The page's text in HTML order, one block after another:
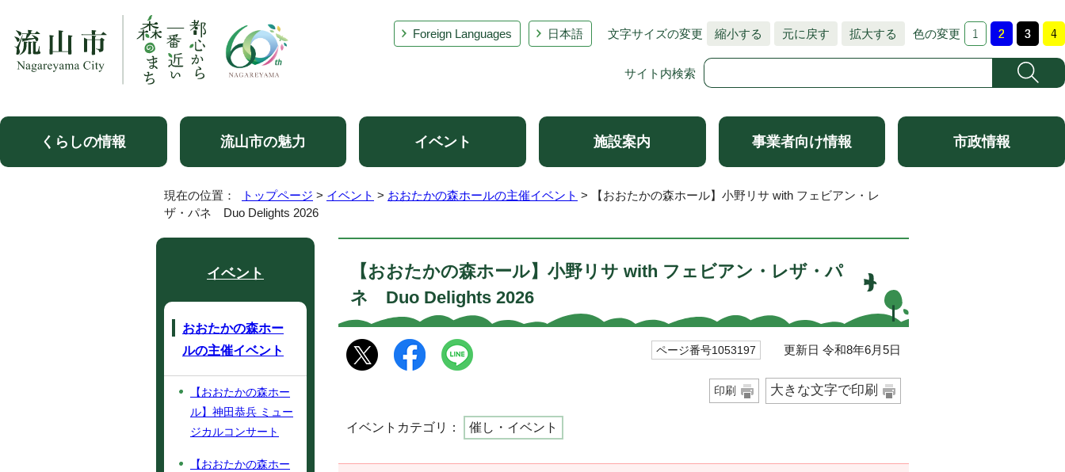
Foreign Languages 日本語 文字サイズの変更 縮小する 元に戻す 拡大する 色の変更
サイト内検索
くらしの情報 流山市の魅力 イベント 施設案内 事業者向け情報 市政情報
現在の位置： トップページ > イベント > おおたかの森ホールの主催イベント > 【おおたかの森ホール】小野リサ with フェビアン・レ
ザ・パネ Duo Delights 2026
【おおたかの森ホール】小野リサ with フェビアン・レザ・パ
ネ Duo Delights 2026
ページ番号1053197 更新日 令和8年6月5日
印刷 大きな文字で印刷
イベントカテゴリ： 催し・イベント
イベント
おおたかの森ホー
ルの主催イベント
【おおたかの森ホー
ル】神田恭兵 ミュー
ジカルコンサート
【おおたかの森ホー